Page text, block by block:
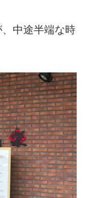
中途半端な時